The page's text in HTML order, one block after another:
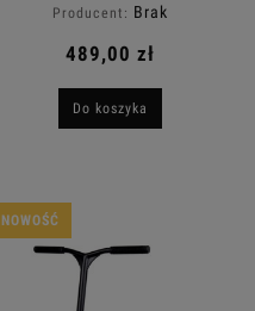
Producent: Brak
489,00 zł
Do koszyka
NOWOŚĆ